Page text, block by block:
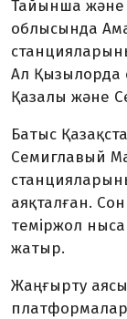
Тайынша және
облысында
Ал Қызылорда
Қазалы және
Батыс
Семиглавый
аяқталған.
теміржол
жатыр.
Жаңғырту